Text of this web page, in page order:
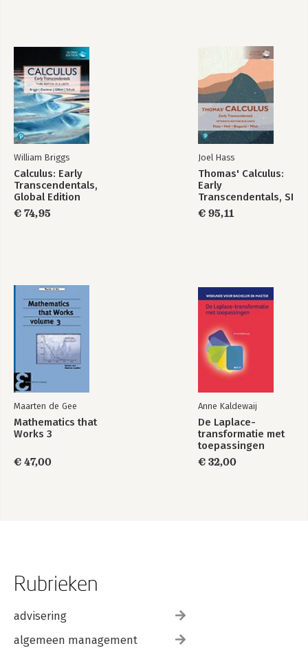
William Briggs
Calculus: Early
Transcendentals,
Global Edition
€ 74,95
Joel Hass
Thomas' Calculus:
Early
Transcendentals, SI
Units
€ 95,11
Maarten de Gee
Mathematics that
Works 3
€ 47,00
Anne Kaldewaij
De Laplace-
transformatie met
toepassingen
€ 32,00
Rubrieken
advisering
algemeen management